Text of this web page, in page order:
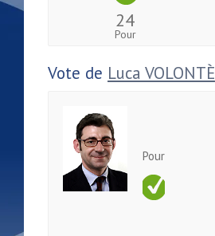
24
Pour
Vote de Luca VOLONTÈ
Pour